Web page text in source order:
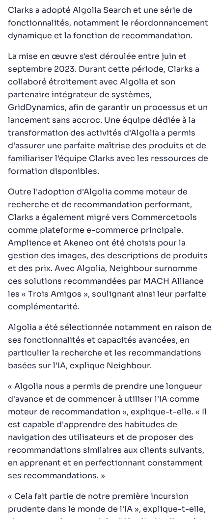
Clarks a adopté Algolia Search et une série de
fonctionnalités, notamment le réordonnancement
dynamique et la fonction de recommandation.
La mise en œuvre s'est déroulée entre juin et
septembre 2023. Durant cette période, Clarks a
collaboré étroitement avec Algolia et son
partenaire intégrateur de systèmes,
GridDynamics, afin de garantir un processus et un
lancement sans accroc. Une équipe dédiée à la
transformation des activités d'Algolia a permis
d'assurer une parfaite maîtrise des produits et de
familiariser l'équipe Clarks avec les ressources de
formation disponibles.
Outre l'adoption d'Algolia comme moteur de
recherche et de recommandation performant,
Clarks a également migré vers Commercetools
comme plateforme e-commerce principale.
Amplience et Akeneo ont été choisis pour la
gestion des images, des descriptions de produits
et des prix. Avec Algolia, Neighbour surnomme
ces solutions recommandées par MACH Alliance
les « Trois Amigos », soulignant ainsi leur parfaite
complémentarité.
Algolia a été sélectionnée notamment en raison de
ses fonctionnalités et capacités avancées, en
particulier la recherche et les recommandations
basées sur l'IA, explique Neighbour.
« Algolia nous a permis de prendre une longueur
d'avance et de commencer à utiliser l'IA comme
moteur de recommandation », explique-t-elle. « Il
est capable d'apprendre des habitudes de
navigation des utilisateurs et de proposer des
recommandations similaires aux clients suivants,
en apprenant et en perfectionnant constamment
ses recommandations. »
« Cela fait partie de notre première incursion
prudente dans le monde de l'IA », explique-t-elle,